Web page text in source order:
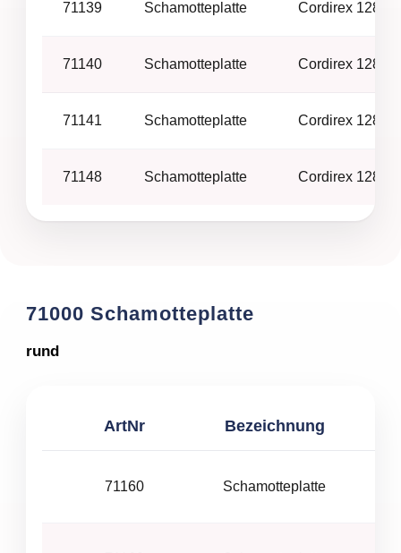
71139 Schamotteplatte Cordirex 128 –
71140 Schamotteplatte Cordirex 128 –
71141 Schamotteplatte Cordirex 128 –
71148 Schamotteplatte Cordirex 128 –
71000 Schamotteplatte
rund
ArtNr Bezeichnung
71160 Schamotteplatte